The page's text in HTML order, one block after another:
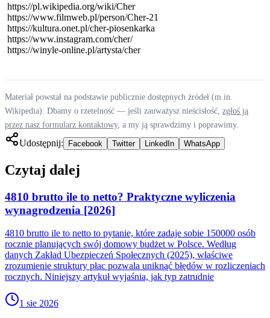
https://pl.wikipedia.org/wiki/Cher
https://www.filmweb.pl/person/Cher-21
https://kultura.onet.pl/cher-piosenkarka
https://www.instagram.com/cher/
https://winyle-online.pl/artysta/cher
Materiał powstał na podstawie publicznie dostępnych źródeł (m.in.
Wikipedia). Dbamy o rzetelność — jeśli zauważysz nieścisłość, zgłoś ją
przez nasz formularz kontaktowy, a my ją sprawdzimy i poprawimy.
Udostępnij: Facebook Twitter LinkedIn WhatsApp
Czytaj dalej
4810 brutto ile to netto? Praktyczne wyliczenia
wynagrodzenia [2026]
4810 brutto ile to netto to pytanie, które zadaje sobie 150000 osób
rocznie planujących swój domowy budżet w Polsce. Według
danych Zakład Ubezpieczeń Społecznych (2025), właściwe
zrozumienie struktury płac pozwala uniknąć błędów w rozliczeniach
rocznych. Niniejszy artykuł wyjaśnia, jak typ zatrudnie
1 sie 2026